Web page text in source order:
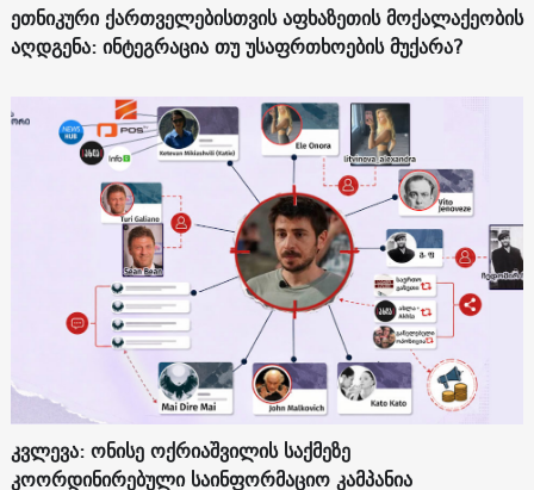
ეთნიკური ქართველებისთვის აფხაზეთის მოქალაქეობის
აღდგენა: ინტეგრაცია თუ უსაფრთხოების მუქარა?
კვლევა: ონისე ოქრიაშვილის საქმეზე
კოორდინირებული საინფორმაციო კამპანია